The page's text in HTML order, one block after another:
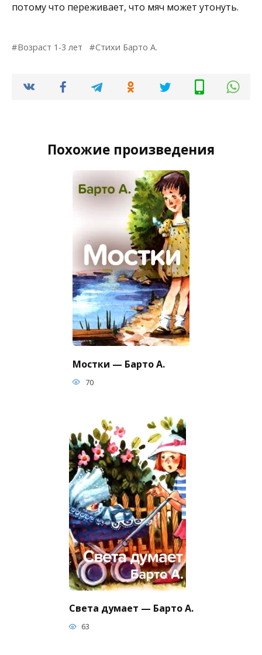
потому что переживает, что мяч может утонуть.
Возраст 1-3 лет Стихи Барто А.
Похожие произведения
Мостки — Барто А.
70
Света думает — Барто А.
63